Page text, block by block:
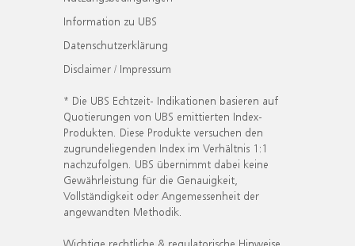
Information zu UBS
Datenschutzerklärung
Disclaimer / Impressum
* Die UBS Echtzeit- Indikationen basieren auf
Quotierungen von UBS emittierten Index-
Produkten. Diese Produkte versuchen den
zugrundeliegenden Index im Verhältnis 1:1
nachzufolgen. UBS übernimmt dabei keine
Gewährleistung für die Genauigkeit,
Vollständigkeit oder Angemessenheit der
angewandten Methodik.